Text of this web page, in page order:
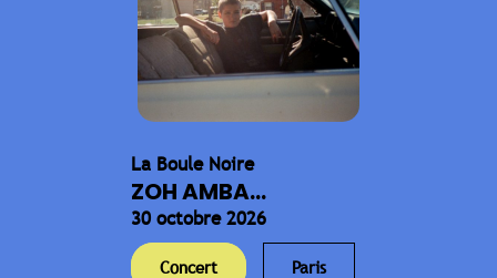
La Boule Noire
ZOH AMBA...
30 octobre 2026
Concert Paris